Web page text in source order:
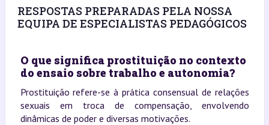
RESPOSTAS PREPARADAS PELA NOSSA
EQUIPA DE ESPECIALISTAS PEDAGÓGICOS
O que significa prostituição no contexto
do ensaio sobre trabalho e autonomia?
Prostituição refere-se à prática consensual de relações
sexuais em troca de compensação, envolvendo
dinâmicas de poder e diversas motivações.